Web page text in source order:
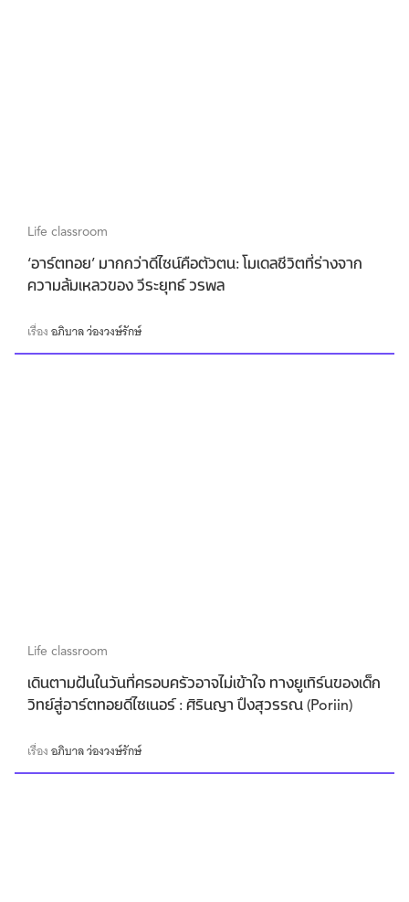
Life classroom
‘อาร์ตทอย’ มากกว่าดีไซน์คือตัวตน: โมเดลชีวิตที่ร่างจาก
ความล้มเหลวของ วีระยุทธ์ วรพล
เรื่องอภิบาล ว่องวงษ์รักษ์
Life classroom
เดินตามฝันในวันที่ครอบครัวอาจไม่เข้าใจ ทางยูเทิร์นของเด็ก
วิทย์สู่อาร์ตทอยดีไซเนอร์ : ศิรินญา ปึงสุวรรณ (Poriin)
เรื่องอภิบาล ว่องวงษ์รักษ์